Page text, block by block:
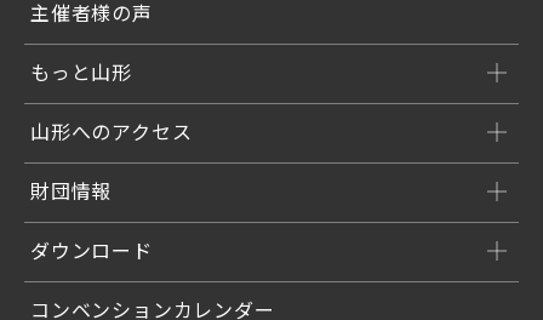
主催者様の声
もっと山形
山形へのアクセス
財団情報
ダウンロード
コンベンションカレンダー